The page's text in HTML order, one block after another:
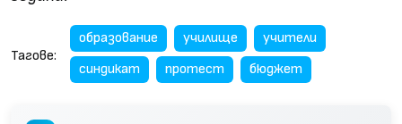
Тагове:
образование училище
учители
синдикат
протест бюджет